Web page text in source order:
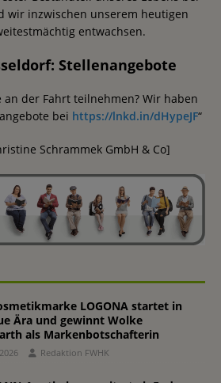
wir inzwischen unserem heutigen
entwachsen.
Stellenangebote
an der Fahrt teilnehmen? Wir haben
bei https://lnkd.in/dHypeJF“
Schrammek GmbH & Co]
LOGONA startet in
Ära und gewinnt Wolke
als Markenbotschafterin
Redaktion FWHK